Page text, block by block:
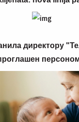
директору